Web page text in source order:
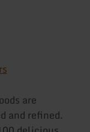
are
and refined.